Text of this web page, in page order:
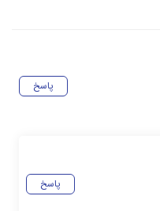
پاسخ
پاسخ